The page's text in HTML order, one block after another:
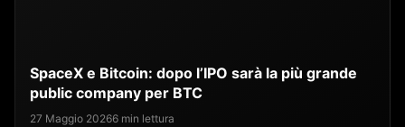
SpaceX e Bitcoin: dopo l’IPO sarà la più grande
public company per BTC
27 Maggio 20266 min lettura